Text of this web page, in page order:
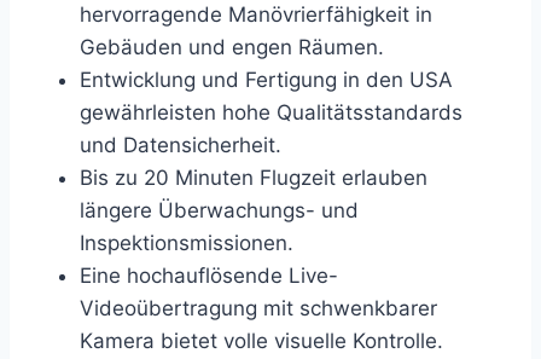
hervorragende Manövrierfähigkeit in
Gebäuden und engen Räumen.
Entwicklung und Fertigung in den USA
gewährleisten hohe Qualitätsstandards
und Datensicherheit.
Bis zu 20 Minuten Flugzeit erlauben
längere Überwachungs- und
Inspektionsmissionen.
Eine hochauflösende Live-
Videoübertragung mit schwenkbarer
Kamera bietet volle visuelle Kontrolle.